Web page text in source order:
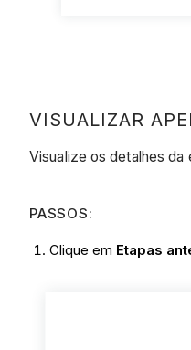
VISUALIZAR
Visualize os detalhes
PASSOS:
Clique em Etapas